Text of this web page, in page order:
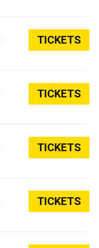
TICKETS
TICKETS
TICKETS
TICKETS